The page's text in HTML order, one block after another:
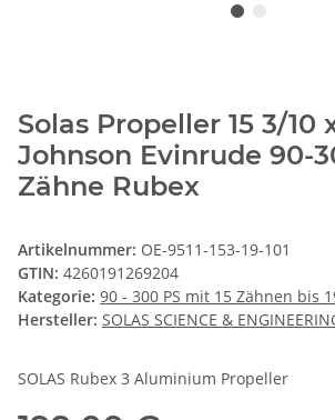
Solas Propeller 15 3/10
Johnson Evinrude 90-
Zähne Rubex
Artikelnummer: OE-9511-153-19-101
GTIN: 4260191269204
Kategorie: 90 - 300 PS mit 15 Zähnen bis
Hersteller: SOLAS SCIENCE &
SOLAS Rubex 3 Aluminium Propeller